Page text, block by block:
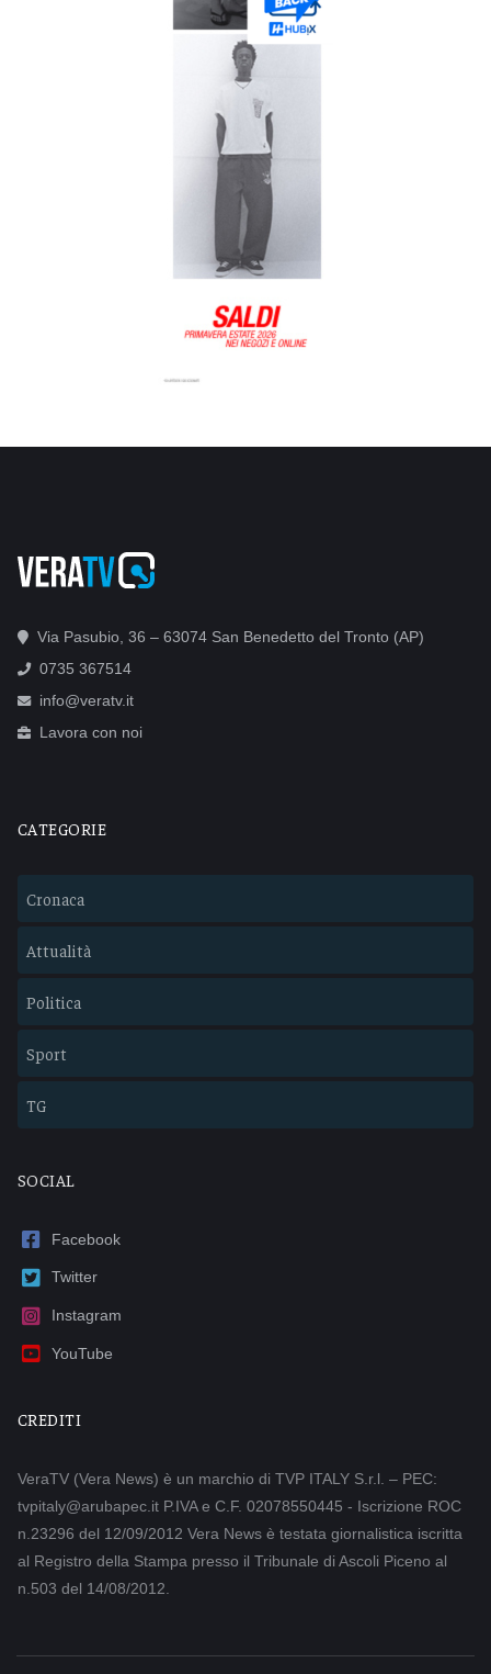
Via Pasubio, 36 – 63074 San Benedetto del Tronto (AP)
0735 367514
info@veratv.it
Lavora con noi
CATEGORIE
Cronaca
Attualità
Politica
Sport
TG
SOCIAL
Facebook
Twitter
Instagram
YouTube
CREDITI
VeraTV (Vera News) è un marchio di TVP ITALY S.r.l. – PEC:
tvpitaly@arubapec.it P.IVA e C.F. 02078550445 - Iscrizione ROC
n.23296 del 12/09/2012 Vera News è testata giornalistica iscritta
al Registro della Stampa presso il Tribunale di Ascoli Piceno al
n.503 del 14/08/2012.